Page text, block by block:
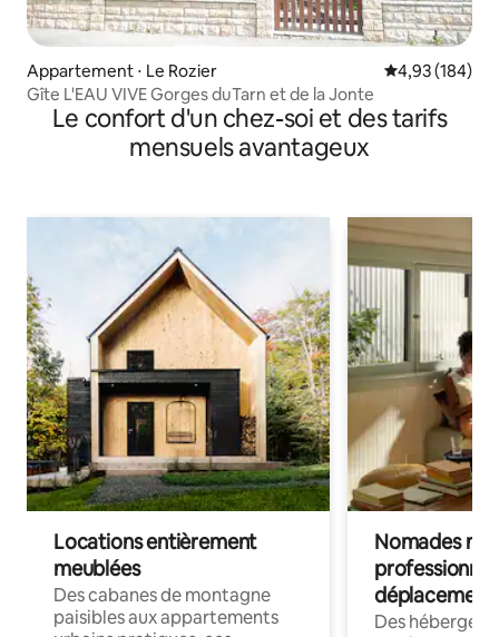
Appartement ⋅ Le Rozier Évaluation
4,93 (184)
Gîte L'EAU VIVE Gorges duTarn et de la Jonte
Le confort d'un chez-soi et des tarifs
mensuels avantageux
Locations entièrement
meublées
Des cabanes de montagne
paisibles aux appartements
Nomades
déplacement
Des